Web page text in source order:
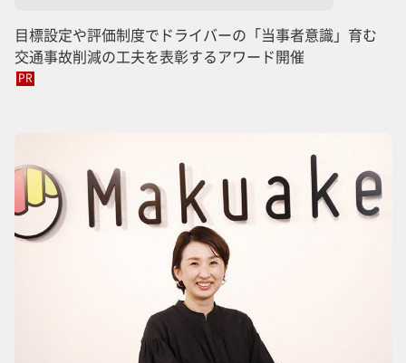
目標設定や評価制度でドライバーの「当事者意識」育む
交通事故削減の工夫を表彰するアワード開催
PR